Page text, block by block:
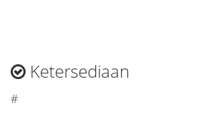
Ketersediaan
#